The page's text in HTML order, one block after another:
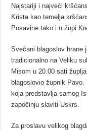
Najstariji i najveći
Krista kao temelja
Posavine tako i u župi
Svečani blagoslov hrane
tradicionalno na Veliku
Misom u 20.00 sati
blagoslovio župnik
koja predstavlja samog
započinju slaviti Uskrs.
Za proslavu velikog